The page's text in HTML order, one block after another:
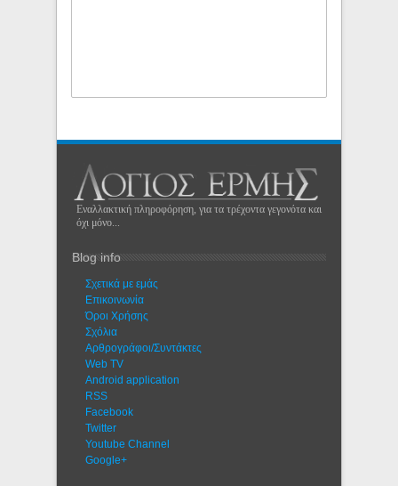
Εναλλακτική πληροφόρηση, για τα τρέχοντα γεγονότα και
όχι μόνο...
Blog info
Σχετικά με εμάς
Eπικοινωνία
Όροι Χρήσης
Σχόλια
Αρθρογράφοι/Συντάκτες
Web TV
Android application
RSS
Facebook
Twitter
Youtube Channel
Google+